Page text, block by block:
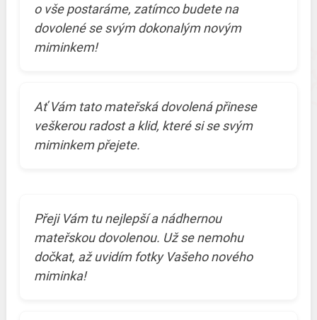
o vše postaráme, zatímco budete na
dovolené se svým dokonalým novým
miminkem!
Ať Vám tato mateřská dovolená přinese
veškerou radost a klid, které si se svým
miminkem přejete.
Přeji Vám tu nejlepší a nádhernou
mateřskou dovolenou. Už se nemohu
dočkat, až uvidím fotky Vašeho nového
miminka!